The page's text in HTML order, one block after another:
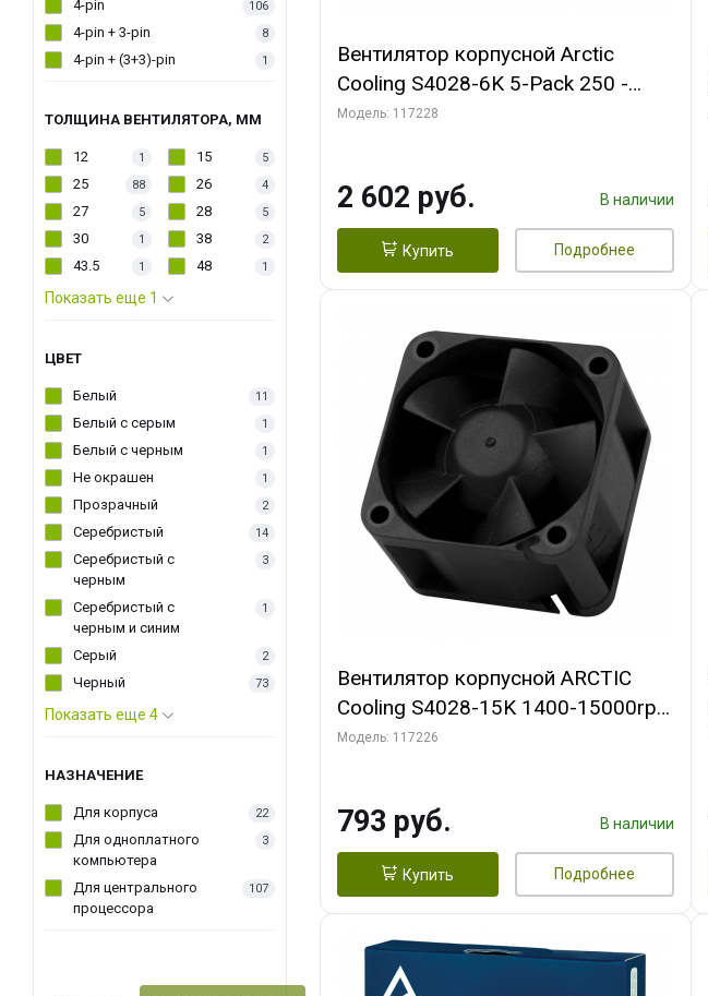
4-pin 106
4-pin + 3-pin 8
4-pin + (3+3)-pin 1
ТОЛЩИНА ВЕНТИЛЯТОРА, ММ
12 1 15 5
25 88 26 4
27 5 28 5
30 1 38 2
43.5 1 48 1
Показать еще 1
ЦВЕТ
Белый 11
Белый с серым 1
Белый с черным 1
Не окрашен 1
Прозрачный 2
Серебристый 14
Серебристый с
черным
3
Серебристый с
черным и синим
1
Серый 2
Черный 73
Показать еще 4
НАЗНАЧЕНИЕ
Для корпуса 22
Для одноплатного
компьютера
3
Для центрального
процессора
107
Вентилятор корпусной Arctic
Cooling S4028-6K 5-Pack 250 -
6000 rpm Dual Ball Bearing 4-Pin
Модель: 117228
2 602 руб. В наличии
Купить Подробнее
Вентилятор корпусной ARCTIC
Cooling S4028-15K 1400-15000rpm
Dual Ball Bearing 4-Pin Fan-
Модель: 117226
793 руб. В наличии
Купить Подробнее